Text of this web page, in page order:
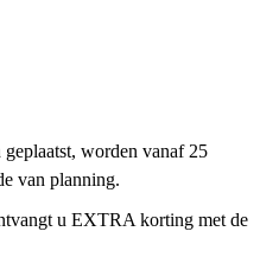
worden vanaf 25
van planning.
u EXTRA korting met de